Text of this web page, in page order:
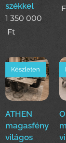
székkel
1 350 000
Ft
ATHEN
magasfényű
világos
Készleten